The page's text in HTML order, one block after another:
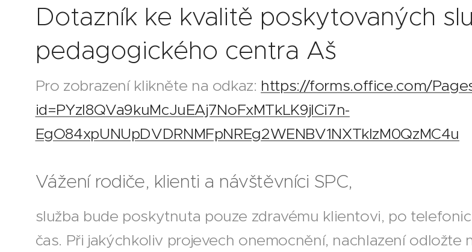
Dotazník ke kvalitě poskytovaných
pedagogického centra Aš
Pro zobrazení klikněte na odkaz: https://forms.office.com/
id=PYzl8QVa9kuMcJuEAj7NoFxMTkLK9jlCi7n-
EgO84xpUNUpDVDRNMFpNREg2WENBV1NXTkIzM0QzMC4u
Vážení rodiče, klienti a návštěvníci SPC,
služba bude poskytnuta pouze zdravému klientovi, po
čas. Při jakýchkoliv projevech onemocnění, nachlazení odložte